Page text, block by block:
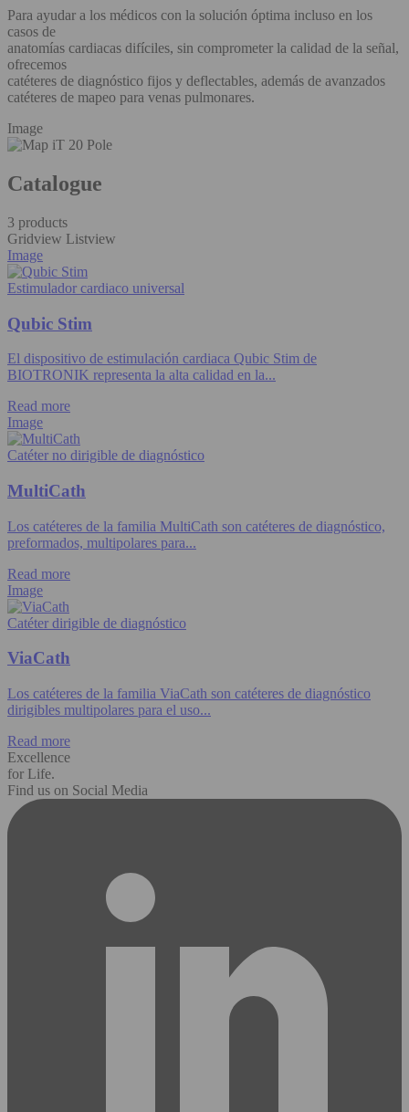
Para ayudar a los médicos con la solución óptima incluso en los
casos de
anatomías cardiacas difíciles, sin comprometer la calidad de la señal,
ofrecemos
catéteres de diagnóstico fijos y deflectables, además de avanzados
catéteres de mapeo para venas pulmonares.
Image
Catalogue
3 products
Gridview Listview
Image
Estimulador cardiaco universal
Qubic Stim
El dispositivo de estimulación cardiaca Qubic Stim de
BIOTRONIK representa la alta calidad en la...
Read more
Image
Catéter no dirigible de diagnóstico
MultiCath
Los catéteres de la familia MultiCath son catéteres de diagnóstico,
preformados, multipolares para...
Read more
Image
Catéter dirigible de diagnóstico
ViaCath
Los catéteres de la familia ViaCath son catéteres de diagnóstico
dirigibles multipolares para el uso...
Read more
Excellence
for Life.
Find us on Social Media